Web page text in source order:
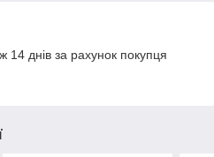
днів за рахунок покупця